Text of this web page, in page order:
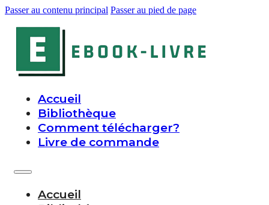
Passer au contenu principal Passer au pied de page
Accueil
Bibliothèque
Comment télécharger?
Livre de commande
Accueil